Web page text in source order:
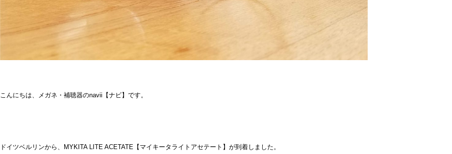
こんにちは、メガネ・補聴器のnavii【ナビ】です。
ドイツベルリンから、MYKITA LITE ACETATE【マイキータライトアセテート】が到着しました。